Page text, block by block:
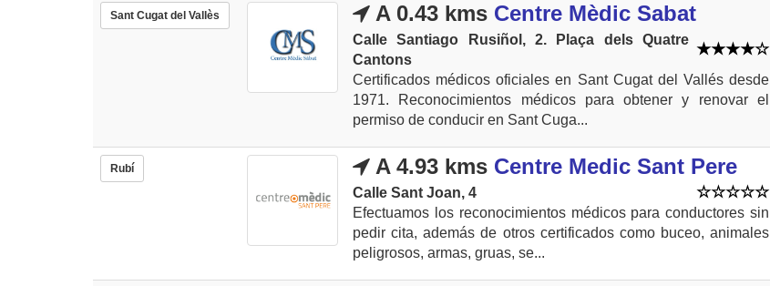
Sant Cugat del Vallès A 0.43 kms Centre Mèdic Sabat
Calle Santiago Rusiñol, 2. Plaça dels Quatre
Cantons
Certificados médicos oficiales en Sant Cugat del Vallés desde
1971. Reconocimientos médicos para obtener y renovar el
permiso de conducir en Sant Cuga...
Rubí A 4.93 kms Centre Medic Sant Pere
Calle Sant Joan, 4
Efectuamos los reconocimientos médicos para conductores sin
pedir cita, además de otros certificados como buceo, animales
peligrosos, armas, gruas, se...